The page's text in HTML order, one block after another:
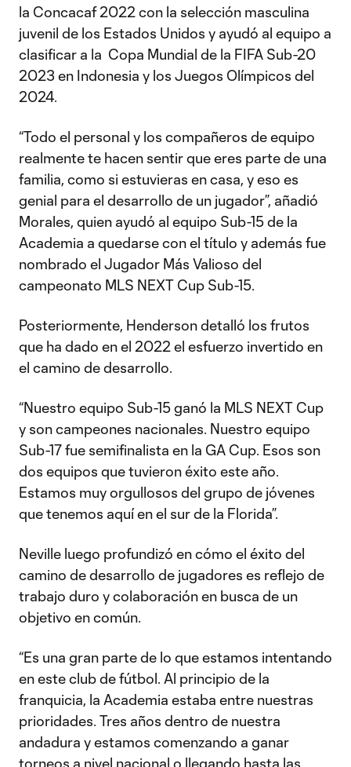
la Concacaf 2022 con la selección masculina
juvenil de los Estados Unidos y ayudó al equipo a
clasificar a la Copa Mundial de la FIFA Sub-20
2023 en Indonesia y los Juegos Olímpicos del
2024.
“Todo el personal y los compañeros de equipo
realmente te hacen sentir que eres parte de una
familia, como si estuvieras en casa, y eso es
genial para el desarrollo de un jugador”, añadió
Morales, quien ayudó al equipo Sub-15 de la
Academia a quedarse con el título y además fue
nombrado el Jugador Más Valioso del
campeonato MLS NEXT Cup Sub-15.
Posteriormente, Henderson detalló los frutos
que ha dado en el 2022 el esfuerzo invertido en
el camino de desarrollo.
“Nuestro equipo Sub-15 ganó la MLS NEXT Cup
y son campeones nacionales. Nuestro equipo
Sub-17 fue semifinalista en la GA Cup. Esos son
dos equipos que tuvieron éxito este año.
Estamos muy orgullosos del grupo de jóvenes
que tenemos aquí en el sur de la Florida”.
Neville luego profundizó en cómo el éxito del
camino de desarrollo de jugadores es reflejo de
trabajo duro y colaboración en busca de un
objetivo en común.
“Es una gran parte de lo que estamos intentando
en este club de fútbol. Al principio de la
franquicia, la Academia estaba entre nuestras
prioridades. Tres años dentro de nuestra
andadura y estamos comenzando a ganar
torneos a nivel nacional o llegando hasta las